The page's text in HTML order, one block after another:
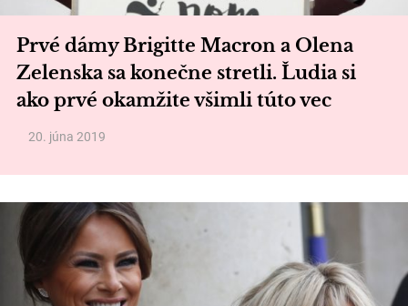
Prvé dámy Brigitte Macron a Olena
Zelenska sa konečne stretli. Ľudia si
ako prvé okamžite všimli túto vec
20. júna 2019